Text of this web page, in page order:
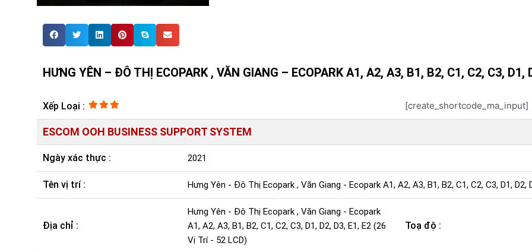
HƯNG YÊN – ĐÔ THỊ ECOPARK , VĂN GIANG – ECOPARK A1, A2, A3, B1, B2, C1, C2, C3, D1,
Xếp Loại : [create_shortcode_ma_input]
ESCOM OOH BUSINESS SUPPORT SYSTEM
Ngày xác thực : 2021
Tên vị trí : Hưng Yên - Đô Thị Ecopark , Văn Giang - Ecopark A1, A2, A3, B1, B2, C1, C2, C3, D1, D2,
Địa chỉ :
Hưng Yên - Đô Thị Ecopark , Văn Giang - Ecopark
A1, A2, A3, B1, B2, C1, C2, C3, D1, D2, D3, E1, E2 (26
Vị Trí - 52 LCD)
Toạ độ :